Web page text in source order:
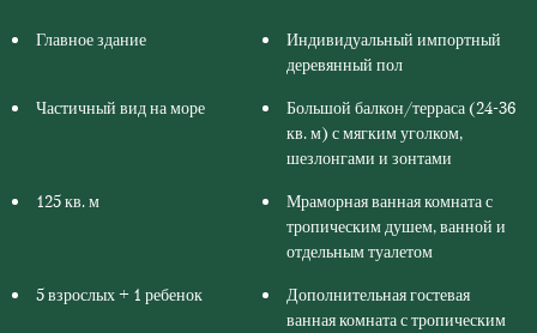
Главное здание
Индивидуальный импортный
деревянный пол
Частичный вид на море
Большой балкон/терраса (24-36
кв. м) с мягким уголком,
шезлонгами и зонтами
125 кв. м
Мраморная ванная комната с
тропическим душем, ванной и
отдельным туалетом
5 взрослых + 1 ребенок
Дополнительная гостевая
ванная комната с тропическим